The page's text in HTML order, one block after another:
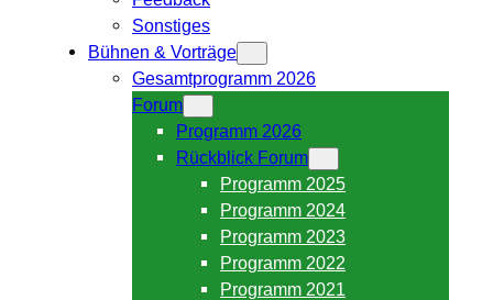
Sonstiges
Bühnen & Vorträge
Gesamtprogramm 2026
Forum
Programm 2026
Rückblick Forum
Programm 2025
Programm 2024
Programm 2023
Programm 2022
Programm 2021